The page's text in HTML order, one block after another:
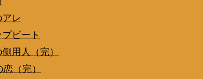
レ
ビート
用人（完）
（完）